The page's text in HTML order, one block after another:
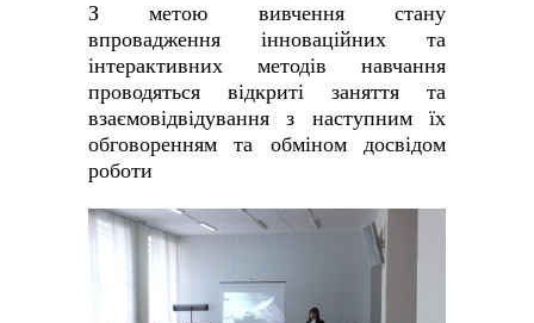
З метою вивчення стану
впровадження інноваційних та
інтерактивних методів навчання
проводяться відкриті заняття та
взаємовідвідування з наступним їх
обговоренням та обміном досвідом
роботи